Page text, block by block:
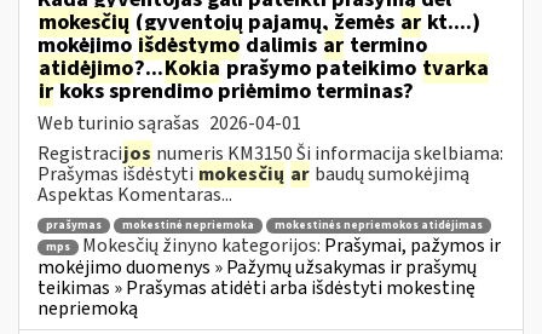
mokesčių (gyventojų pajamų, žemės ar kt....)
mokėjimo išdėstymo dalimis ar termino
atidėjimo?...Kokiaprašymo pateikimo tvarka
irkoks sprendimo priėmimo terminas?
Web turinio sąrašas 2026-04-01
Registracijos numeris KM3150 Ši informacija skelbiama:
Prašymas išdėstyti mokesčių ar baudų sumokėjimą
Aspektas Komentaras...
prašymas mokestinė nepriemoka
mokestinės nepriemokos atidėjimas
mps
Mokesčių žinyno kategorijos: Prašymai, pažymos ir
mokėjimo duomenys » Pažymų užsakymas ir prašymų
teikimas » Prašymas atidėti arba išdėstyti mokestinę
nepriemoką